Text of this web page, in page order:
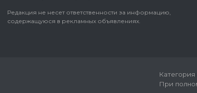
Редакция не несет ответственности за информацию,
содержащуюся в рекламных объявлениях.
При